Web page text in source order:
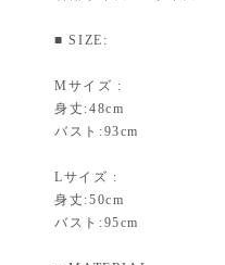
■ SIZE:
Mサイズ :
身丈:48cm
バスト:93cm
Lサイズ :
身丈:50cm
バスト:95cm